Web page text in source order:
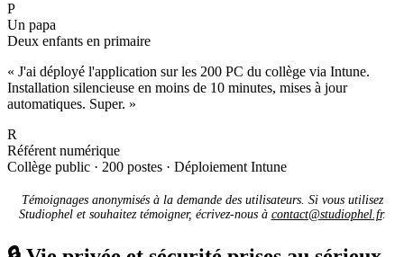
P
Un papa
Deux enfants en primaire
« J'ai déployé l'application sur les 200 PC du collège via Intune.
Installation silencieuse en moins de 10 minutes, mises à jour
automatiques. Super. »
R
Référent numérique
Collège public · 200 postes · Déploiement Intune
Témoignages anonymisés à la demande des utilisateurs. Si vous utilisez
Studiophel et souhaitez témoigner, écrivez-nous à contact@studiophel.fr.